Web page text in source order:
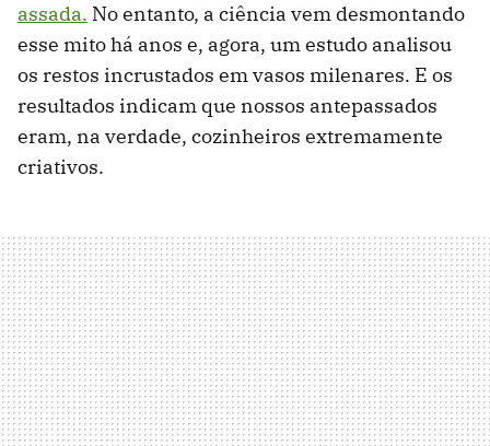
assada. No entanto, a ciência vem desmontando
esse mito há anos e, agora, um estudo analisou
os restos incrustados em vasos milenares. E os
resultados indicam que nossos antepassados
eram, na verdade, cozinheiros extremamente
criativos.